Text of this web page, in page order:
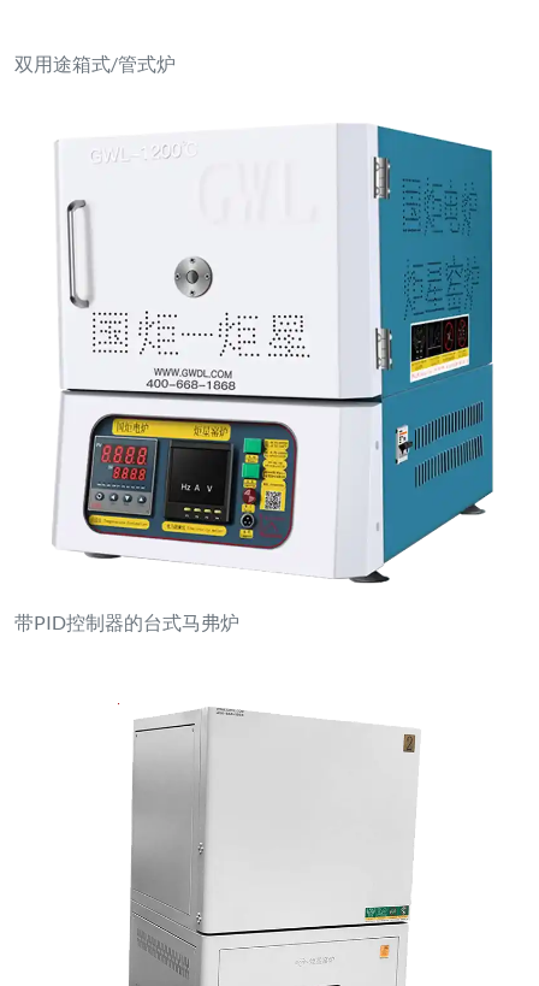
双用途箱式/管式炉
带PID控制器的台式马弗炉